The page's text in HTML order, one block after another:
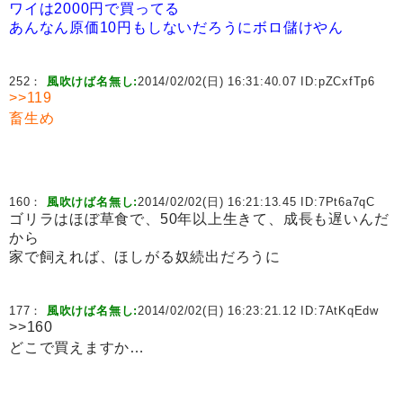
ワイは2000円で買ってる
あんなん原価10円もしないだろうにボロ儲けやん
252： 風吹けば名無し:2014/02/02(日) 16:31:40.07 ID:pZCxfTp6
>>119
畜生め
160： 風吹けば名無し:2014/02/02(日) 16:21:13.45 ID:7Pt6a7qC
ゴリラはほぼ草食で、50年以上生きて、成長も遅いんだ
から
家で飼えれば、ほしがる奴続出だろうに
177： 風吹けば名無し:2014/02/02(日) 16:23:21.12 ID:7AtKqEdw
>>160
どこで買えますか…